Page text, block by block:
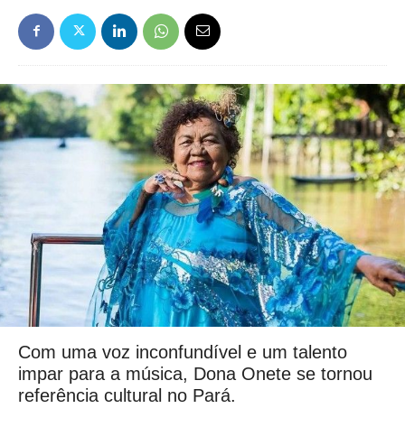
Amazônia
Com uma voz inconfundível e um talento
impar para a música, Dona Onete se tornou
referência cultural no Pará.